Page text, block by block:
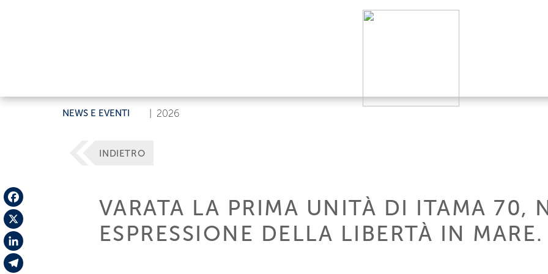
NEWS E EVENTI 2026
Facebook
X
LinkedIn
INDIETRO
VARATA LA PRIMA UNITÀ DI ITAMA 70,
ESPRESSIONE DELLA LIBERTÀ IN MARE.